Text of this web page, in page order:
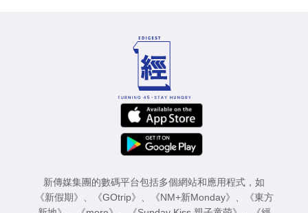
新傳媒集團的數碼平台包括多個網站和應用程式，如
《新假期》
《GOtrip》 《NM+新Monday》
《東方